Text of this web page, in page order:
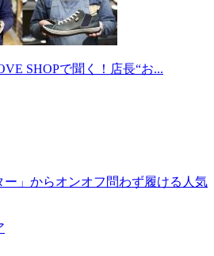
SHOPで聞く！店長“お...
ー」からオンオフ問わず履ける人気